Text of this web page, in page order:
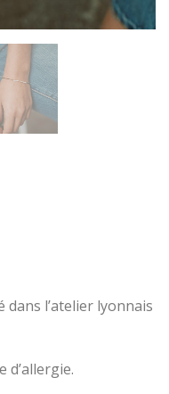
l’atelier lyonnais
d’allergie.